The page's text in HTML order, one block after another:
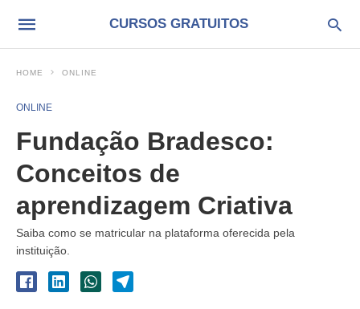
CURSOS GRATUITOS
HOME ONLINE
ONLINE
Fundação Bradesco:
Conceitos de
aprendizagem Criativa
Saiba como se matricular na plataforma oferecida pela
instituição.